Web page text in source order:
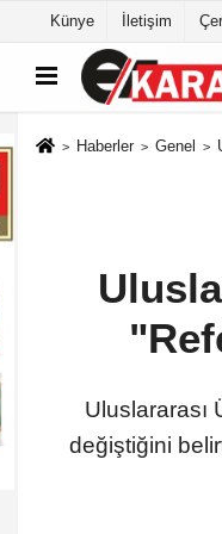
Künye İletişim
Haberler Genel
Uluslararası
değiştiğini